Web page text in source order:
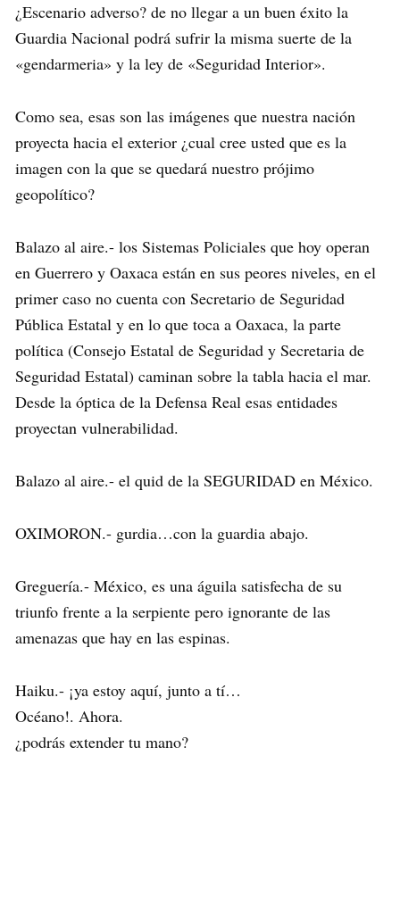
¿Escenario adverso? de no llegar a un buen éxito la
Guardia Nacional podrá sufrir la misma suerte de la
«gendarmeria» y la ley de «Seguridad Interior».
Como sea, esas son las imágenes que nuestra nación
proyecta hacia el exterior ¿cual cree usted que es la
imagen con la que se quedará nuestro prójimo
geopolítico?
Balazo al aire.- los Sistemas Policiales que hoy operan
en Guerrero y Oaxaca están en sus peores niveles, en el
primer caso no cuenta con Secretario de Seguridad
Pública Estatal y en lo que toca a Oaxaca, la parte
política (Consejo Estatal de Seguridad y Secretaria de
Seguridad Estatal) caminan sobre la tabla hacia el mar.
Desde la óptica de la Defensa Real esas entidades
proyectan vulnerabilidad.
Balazo al aire.- el quid de la SEGURIDAD en México.
OXIMORON.- gurdia…con la guardia abajo.
Greguería.- México, es una águila satisfecha de su
triunfo frente a la serpiente pero ignorante de las
amenazas que hay en las espinas.
Haiku.- ¡ya estoy aquí, junto a tí…
Océano!. Ahora.
¿podrás extender tu mano?